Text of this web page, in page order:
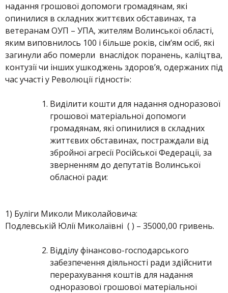
надання грошової допомоги громадянам, які
опинилися в складних життєвих обставинах, та
ветеранам ОУП – УПА, жителям Волинської області,
яким виповнилось 100 і більше років, сім’ям осіб, які
загинули або померли внаслідок поранень, каліцтва,
контузії чи інших ушкоджень здоров’я, одержаних під
час участі у Революції гідності»:
Виділити кошти для надання одноразової
грошової матеріальної допомоги
громадянам, які опинилися в складних
життєвих обставинах, постраждали від
збройної агресії Російської Федерації, за
зверненням до депутатів Волинської
обласної ради:
1) Буліги Миколи Миколайовича:
Подлевській Юлії Миколаївні ( ) – 35000,00 гривень.
Відділу фінансово-господарського
забезпечення діяльності ради здійснити
перерахування коштів для надання
одноразової грошової матеріальної